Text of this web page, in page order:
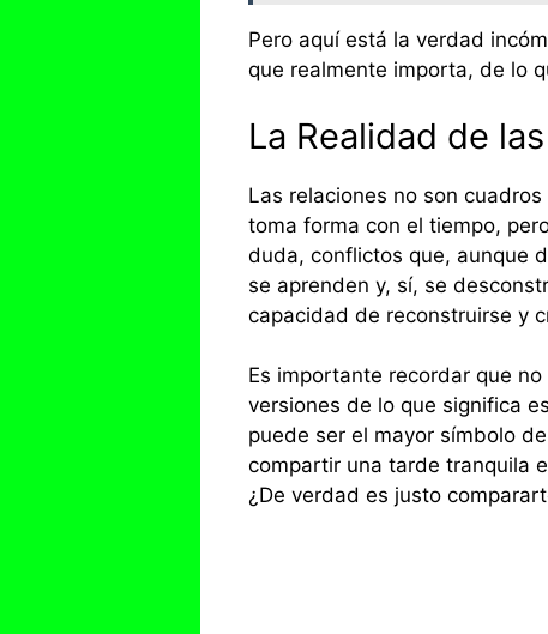
Pero aquí está la verdad
que realmente importa, de lo
La Realidad de
Las relaciones no son
toma forma con el tiempo,
duda, conflictos que, aunque
se aprenden y, sí, se
capacidad de reconstruirse y
Es importante recordar que
versiones de lo que significa
puede ser el mayor símbolo
compartir una tarde tranquila
¿De verdad es justo